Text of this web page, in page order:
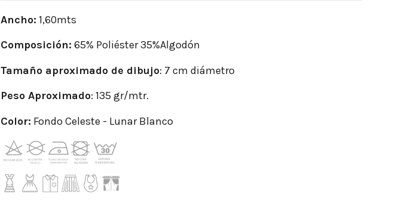
Ancho: 1,60mts
Composición: 65% Poliéster 35%Algodón
Tamaño aproximado de dibujo: 7 cm diámetro
Peso Aproximado: 135 gr/mtr.
Color: Fondo Celeste - Lunar Blanco